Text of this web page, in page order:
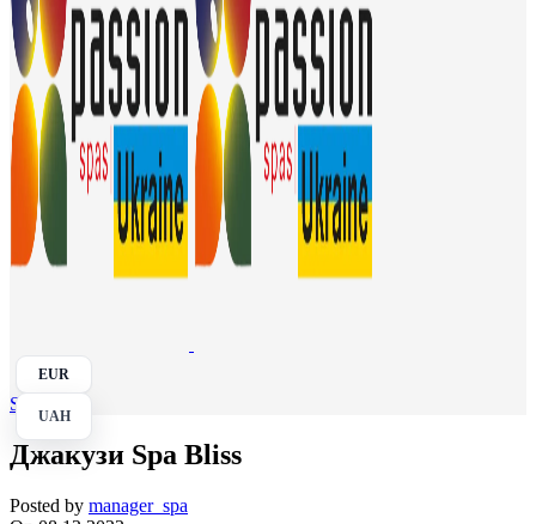
EUR
UAH
Search
Джакузи Spa Bliss
Posted by manager_spa